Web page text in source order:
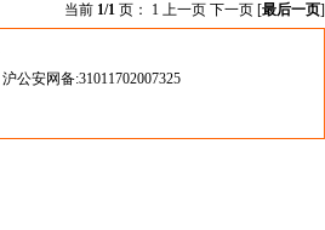
当前 1/1 页： 1 上一页 下一页 [最后一页]
沪公安网备:31011702007325